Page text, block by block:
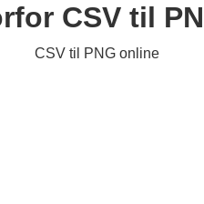
CSV til
CSV til PNG online